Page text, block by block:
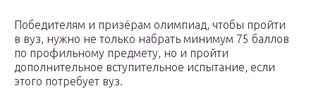
Победителям и призёрам олимпиад, чтобы пройти
в вуз, нужно не только набрать минимум 75 баллов
по профильному предмету, но и пройти
дополнительное вступительное испытание, если
этого потребует вуз.